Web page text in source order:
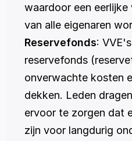
waardoor een
van alle eigenaren
Reservefonds:
reservefonds
onverwachte kosten
dekken. Leden
ervoor te zorgen dat
zijn voor langdurig